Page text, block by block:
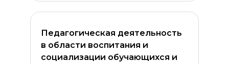
Педагогическая деятельность
в области воспитания и
социализации обучающихся и
Оставить комментарий